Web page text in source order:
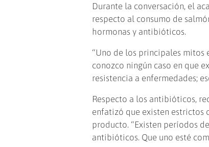
Durante la conversación, el
respecto al consumo de
hormonas y antibióticos.
“Uno de los principales mitos
conozco ningún caso en que
resistencia a enfermedades;
Respecto a los antibióticos,
enfatizó que existen estrictos
producto. “Existen períodos
antibióticos. Que uno esté